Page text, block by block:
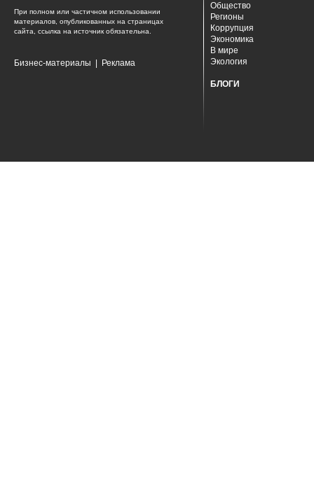
При полном или частичном использовании
материалов, опубликованных на страницах
сайта, ссылка на источник обязательна.
Бизнес-материалы Реклама
Общество
Регионы
Коррупция
Экономика
В мире
Экология
БЛОГИ